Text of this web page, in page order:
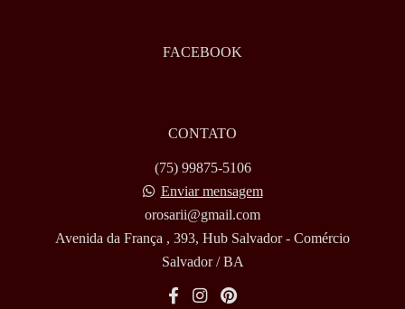
FACEBOOK
CONTATO
(75) 99875-5106
Enviar mensagem
orosarii@gmail.com
Avenida da França , 393, Hub Salvador - Comércio
Salvador / BA